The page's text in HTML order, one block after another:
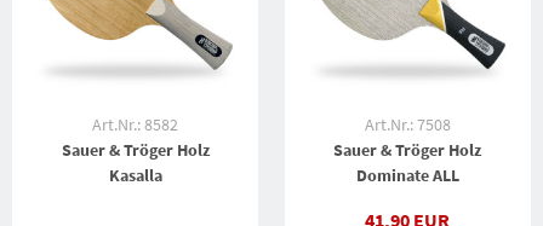
Art.Nr.: 8582
Sauer & Tröger Holz
Kasalla
Art.Nr.: 7508
Sauer & Tröger Holz
Dominate ALL
41,90 EUR